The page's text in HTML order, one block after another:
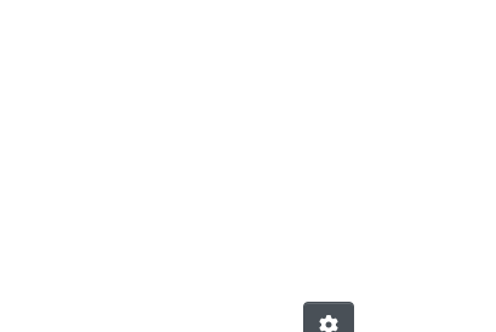
Laura Yiceth"